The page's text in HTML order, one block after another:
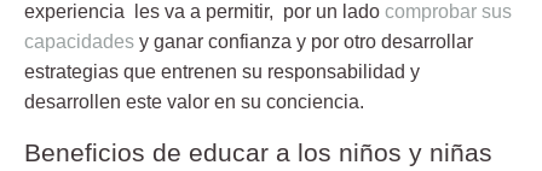
experiencia les va a permitir, por un lado comprobar sus
capacidades y ganar confianza y por otro desarrollar
estrategias que entrenen su responsabilidad y
desarrollen este valor en su conciencia.
Beneficios de educar a los niños y niñas